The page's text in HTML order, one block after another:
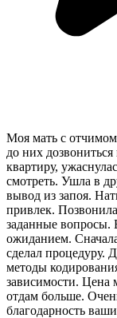
Моя мать с
до них
квартиру,
смотреть. Ушла в
вывод из запоя.
привлек.
заданные вопросы.
ожиданием.
сделал процедуру.
методы
зависимости. Цена
отдам больше.
благодарность